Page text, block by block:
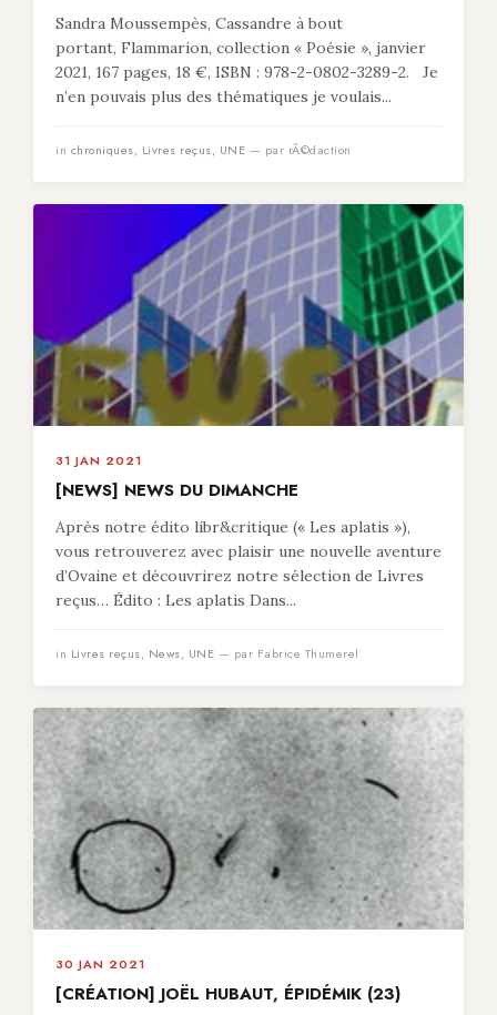
Sandra Moussempès, Cassandre à bout
portant, Flammarion, collection « Poésie », janvier
2021, 167 pages, 18 €, ISBN : 978-2-0802-3289-2. Je
n’en pouvais plus des thématiques je voulais...
in chroniques, Livres reçus, UNE — par rÃ©daction
31 JAN 2021
[NEWS] NEWS DU DIMANCHE
Après notre édito libr&critique (« Les aplatis »),
vous retrouverez avec plaisir une nouvelle aventure
d’Ovaine et découvrirez notre sélection de Livres
reçus… Édito : Les aplatis Dans...
in Livres reçus, News, UNE — par Fabrice Thumerel
30 JAN 2021
[CRÉATION] JOËL HUBAUT, ÉPIDÉMIK (23)